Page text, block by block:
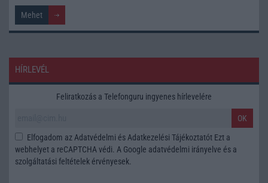
HÍRLEVÉL
Feliratkozás a Telefonguru ingyenes hírlevelére
OK
Elfogadom az Adatvédelmi és Adatkezelési Tájékoztatót Ezt a
webhelyet a reCAPTCHA védi. A Google adatvédelmi irányelve és a
szolgáltatási feltételek érvényesek.